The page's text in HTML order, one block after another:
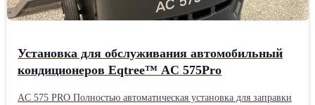
качества.
Установка для обслуживания автомобильный
кондиционеров Eqtree™ AC 575Pro
AC 575 PRO Полностью автоматическая установка для заправки